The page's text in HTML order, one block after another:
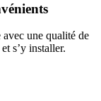
une qualité de
s’y installer.